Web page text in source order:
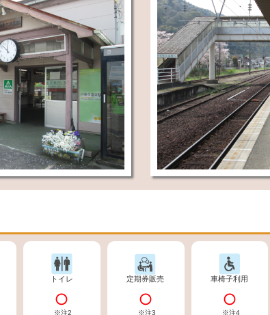
トイレ
※注2
定期券販売
※注3
車椅子利用
※注4